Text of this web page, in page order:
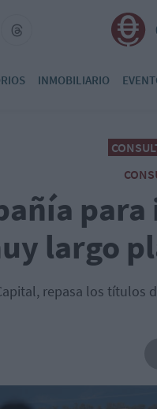
INMOBILIARIO
largo
repasa los títulos